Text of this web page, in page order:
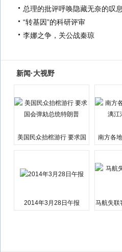
总理的批评呼唤隐藏无奈的叹息
“转基因”的科研评审
李娜之争，关公战秦琼
新闻·大视野
美国民众抬棺游行 要求国
南方各
2014年3月28日午报
马航失联